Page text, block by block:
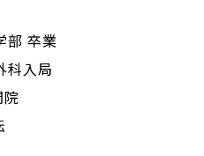
部 卒業
入局